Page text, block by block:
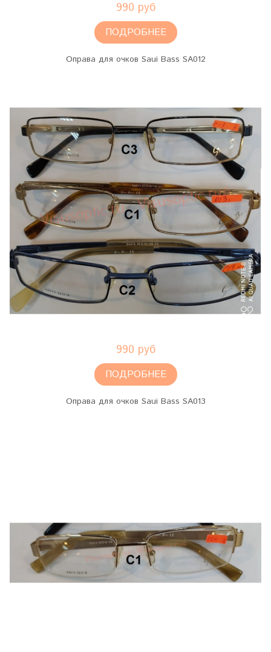
990 руб
ПОДРОБНЕЕ
Оправа для очков Saui Bass SA012
990 руб
ПОДРОБНЕЕ
Оправа для очков Saui Bass SA013